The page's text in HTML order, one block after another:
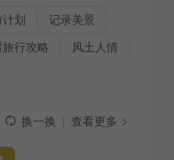
划 记录美景
旅行攻略 风土人情
换一换 查看更多